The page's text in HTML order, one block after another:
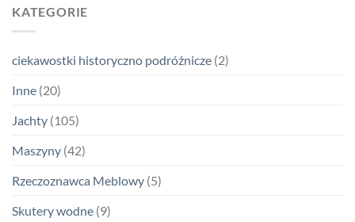
KATEGORIE
ciekawostki historyczno podróżnicze (2)
Inne (20)
Jachty (105)
Maszyny (42)
Rzeczoznawca Meblowy (5)
Skutery wodne (9)